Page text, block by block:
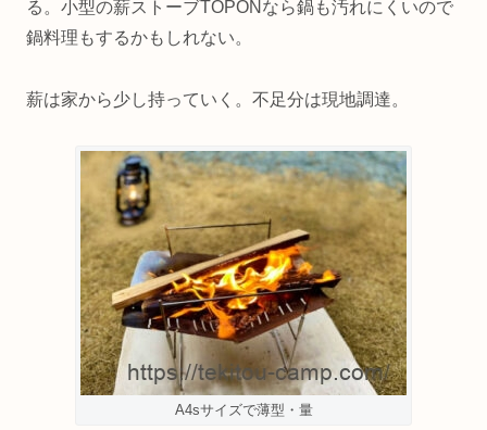
る。小型の薪ストーブTOPONなら鍋も汚れにくいので
鍋料理もするかもしれない。
薪は家から少し持っていく。不足分は現地調達。
A4sサイズで薄型・量